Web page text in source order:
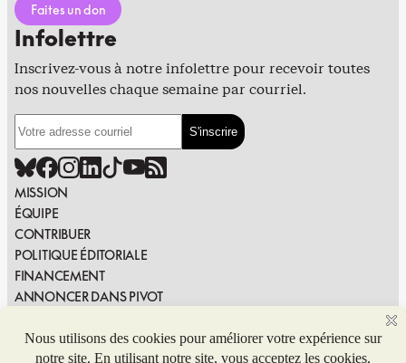
Faites un don
Infolettre
Inscrivez-vous à notre infolettre pour recevoir toutes
nos nouvelles chaque semaine par courriel.
MISSION
ÉQUIPE
CONTRIBUER
POLITIQUE ÉDITORIALE
FINANCEMENT
ANNONCER DANS PIVOT
SIGNALER UNE ERREUR
NOUS JOINDRE